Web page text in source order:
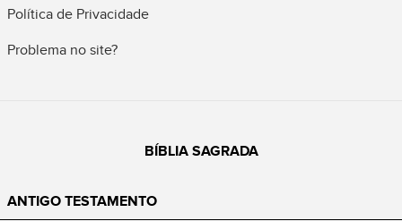
Política de Privacidade
Problema no site?
BÍBLIA SAGRADA
ANTIGO TESTAMENTO